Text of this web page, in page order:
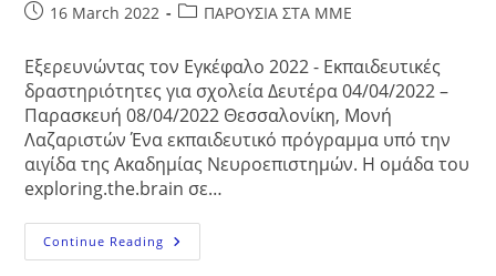
Post16 March 2022
PostΠΑΡΟΥΣΙΑ ΣΤΑ ΜΜΕ
Εξερευνώντας τον Εγκέφαλο 2022 - Εκπαιδευτικές
δραστηριότητες για σχολεία Δευτέρα 04/04/2022 –
Παρασκευή 08/04/2022 Θεσσαλονίκη, Μονή
Λαζαριστών Ένα εκπαιδευτικό πρόγραμμα υπό την
αιγίδα της Ακαδημίας Νευροεπιστημών. Η ομάδα του
exploring.the.brain σε…
Continue Reading Εξερευνώντας
Τον